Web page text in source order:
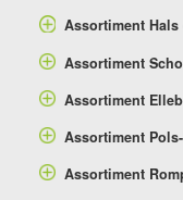
Assortiment Hals
Assortiment
Assortiment
Assortiment
Assortiment